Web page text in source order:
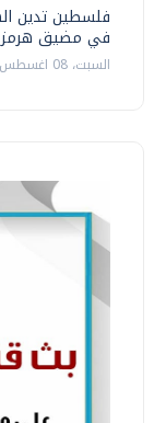
فلسطين تدين
في مضيق هرمز
السبت، 08 اغسطس 2026 07:00 م